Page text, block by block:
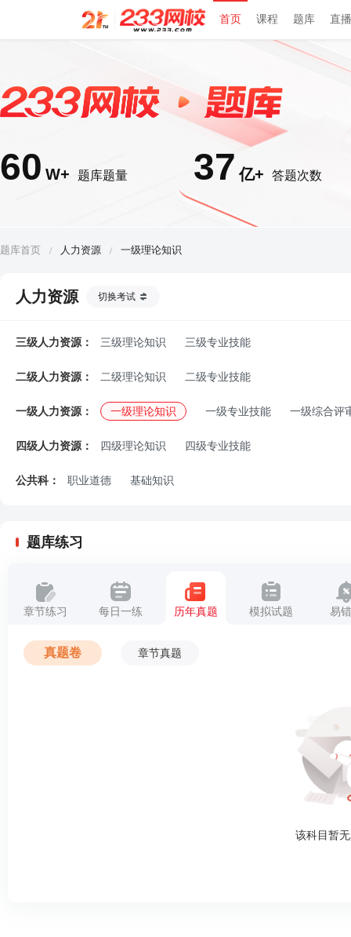
首页 课程 题库 直
60 W+ 题库题量 37 亿+ 答题次数
题库首页 人力资源 一级理论知识
人力资源 切换考试
三级人力资源： 三级理论知识 三级专业技能
二级人力资源： 二级理论知识 二级专业技能
一级人力资源： 一级理论知识 一级专业技能 一级综合评
四级人力资源： 四级理论知识 四级专业技能
公共科： 职业道德 基础知识
题库练习
章节练习 每日一练 历年真题 模拟试题 易
真题卷 章节真题
该科目暂